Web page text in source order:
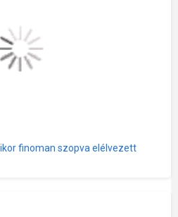
finoman szopva elélvezett